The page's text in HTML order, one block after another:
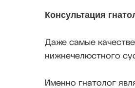
Консультация
Даже самые
нижнечелюстного
Именно гнатолог